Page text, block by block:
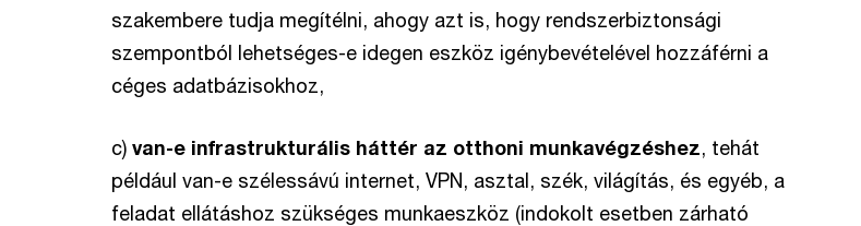
szakembere tudja megítélni, ahogy azt is, hogy rendszerbiztonsági
szempontból lehetséges-e idegen eszköz igénybevételével hozzáférni a
céges adatbázisokhoz,
c) van-e infrastrukturális háttér az otthoni munkavégzéshez, tehát
például van-e szélessávú internet, VPN, asztal, szék, világítás, és egyéb, a
feladat ellátáshoz szükséges munkaeszköz (indokolt esetben zárható